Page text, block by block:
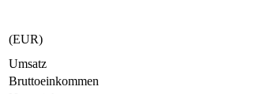
(EUR)
Umsatz
Bruttoeinkommen